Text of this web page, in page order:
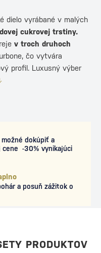
dokúpiť a
-30% vynikajúci
a posuň zážitok o
dielo vyrábané v malých
cukrovej trstiny.
v troch druhoch
čo vytvára
profil. Luxusný výber
PRODUKTOV